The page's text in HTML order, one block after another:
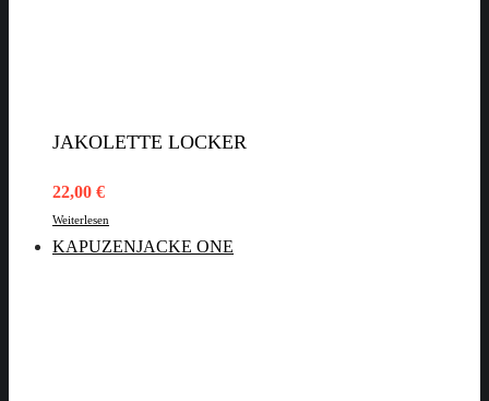
JAKOLETTE LOCKER
22,00 €
Weiterlesen
KAPUZENJACKE ONE